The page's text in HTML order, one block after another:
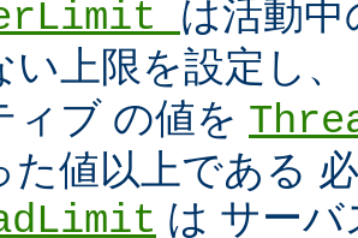
は活動
い上限を設定し、
ィブ の値を
た値以上である
は サー